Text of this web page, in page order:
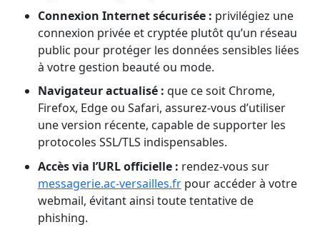
Connexion Internet sécurisée : privilégiez une
connexion privée et cryptée plutôt qu’un réseau
public pour protéger les données sensibles liées
à votre gestion beauté ou mode.
Navigateur actualisé : que ce soit Chrome,
Firefox, Edge ou Safari, assurez-vous d’utiliser
une version récente, capable de supporter les
protocoles SSL/TLS indispensables.
Accès via l’URL officielle : rendez-vous sur
messagerie.ac-versailles.frpour accéder à votre
webmail, évitant ainsi toute tentative de
phishing.